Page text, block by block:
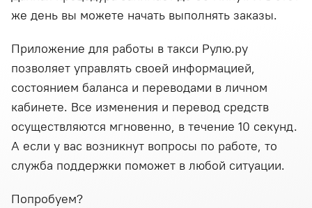
же день вы можете начать выполнять заказы.
Приложение для работы в такси Рулю.ру
позволяет управлять своей информацией,
состоянием баланса и переводами в личном
кабинете. Все изменения и перевод средств
осуществляются мгновенно, в течение 10 секунд.
А если у вас возникнут вопросы по работе, то
служба поддержки поможет в любой ситуации.
Попробуем?